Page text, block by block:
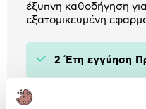
έξυπνη καθοδήγηση
εξατομικευμένη
2 Έτη εγγύηση
Χαρακτηριστικά